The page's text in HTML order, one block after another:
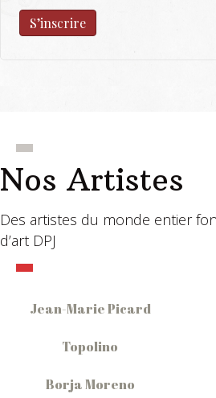
S’inscrire
Nos Artistes
Des artistes du monde entier
d’art DPJ
Jean-Marie Picard
Topolino
Borja Moreno